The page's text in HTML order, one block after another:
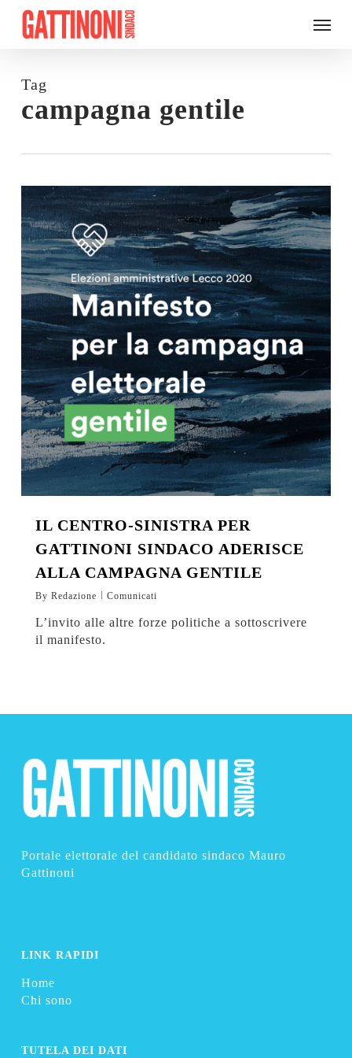
Skip
main
Menu
Tag
campagna gentile
IL CENTRO-SINISTRA PER
GATTINONI SINDACO ADERISCE
ALLA CAMPAGNA GENTILE
By Redazione Comunicati
L’invito alle altre forze politiche a sottoscrivere
il manifesto.
Portale elettorale del candidato sindaco Mauro
Gattinoni
LINK RAPIDI
Home
Chi sono
TUTELA DEI DATI